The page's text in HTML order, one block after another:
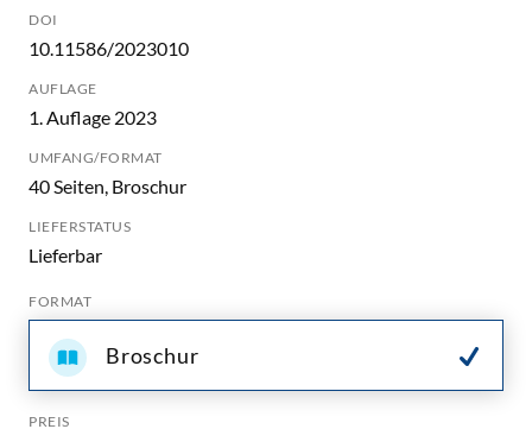
DOI
10.11586/2023010
AUFLAGE
1. Auflage 2023
UMFANG/FORMAT
40 Seiten, Broschur
LIEFERSTATUS
Lieferbar
FORMAT
Broschur
PREIS